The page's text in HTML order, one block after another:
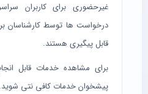
غیرحضوری برای کاربران
درخواست ها توسط کارشناسان
قابل پیگیری هستند.
برای مشاهده خدمات قابل
پیشخوان خدمات کافی نتی شوید.